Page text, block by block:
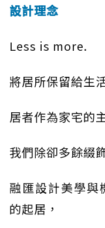
設計理念
Less is more.
將居所保留給生
居者作為家宅的
我們除卻多餘綴
融匯設計美學與
的起居，